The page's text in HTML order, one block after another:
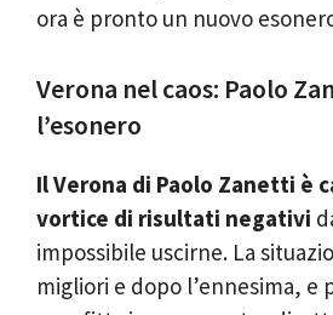
ora è pronto un nuovo
Verona nel caos: Paolo
l’esonero
Il Verona di Paolo Zanetti è
vortice di risultati negativi
impossibile uscirne. La
migliori e dopo l’ennesima, e